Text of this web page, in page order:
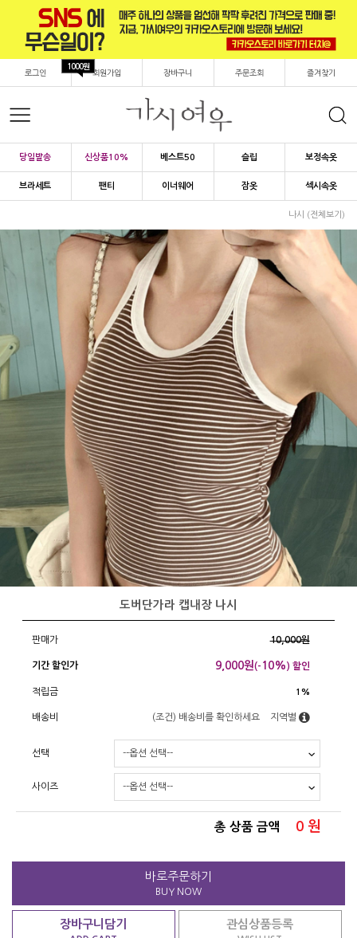
로그인 회원가입
1000원
장바구니 주문조회 즐겨찾기
당일발송 신상품10% 베스트50 슬립 보정속옷
브라세트 팬티 이너웨어 잠옷 섹시속옷
나시 (전체보기)
도버단가라 캡내장 나시
판매가 10,000원
기간 할인가 9,000원(- 10%) 할인
적립금 1%
배송비 (조건) 배송비를 확인하세요 지역별
선택
사이즈
총 상품 금액 0 원
바로주문하기
BUY NOW
장바구니담기 관심상품등록